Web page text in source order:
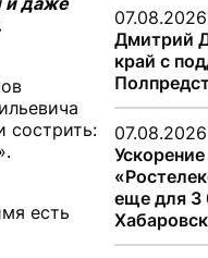
сострить:
есть
07.08.2026
Дмитрий
край с
07.08.2026
еще для 3